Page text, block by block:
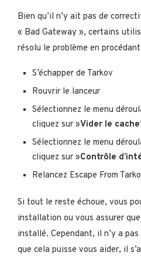
Bien qu’il n’y ait pas de
« Bad Gateway », certains
résolu le problème en
S’échapper de Tarkov
Rouvrir le lanceur
Sélectionnez le menu
cliquez sur »Vider le cache
Sélectionnez le menu
cliquez sur »Contrôle
Relancez Escape From
Si tout le reste échoue, vous
installation ou vous assurer
installé. Cependant, il n’y a
que cela puisse vous aider, il